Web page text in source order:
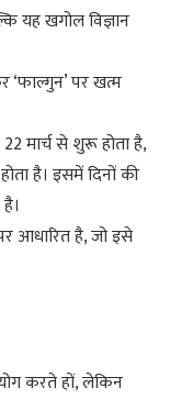
यह खगोल विज्ञान
‘फाल्गुन’ पर खत्म
मार्च से शुरू होता है,
है। इसमें दिनों की
आधारित है, जो इसे
करते हों, लेकिन